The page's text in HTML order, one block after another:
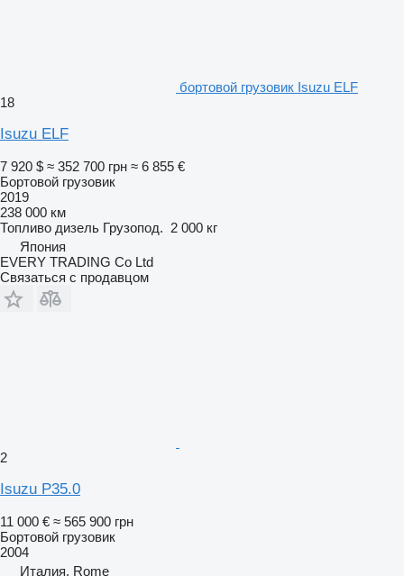
бортовой грузовик Isuzu ELF
18
Isuzu ELF
7 920 $ ≈ 352 700 грн ≈ 6 855 €
Бортовой грузовик
2019
238 000 км
Топливо дизель Грузопод. 2 000 кг
Япония
EVERY TRADING Co Ltd
Связаться с продавцом
2
Isuzu P35.0
11 000 € ≈ 565 900 грн
Бортовой грузовик
2004
Италия, Rome